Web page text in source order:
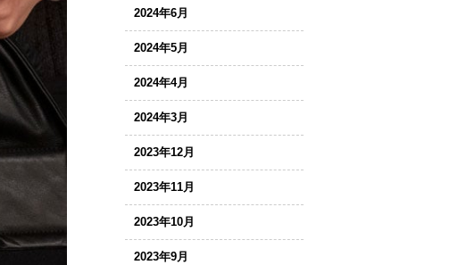
2024年6月
2024年5月
2024年4月
2024年3月
2023年12月
2023年11月
2023年10月
2023年9月